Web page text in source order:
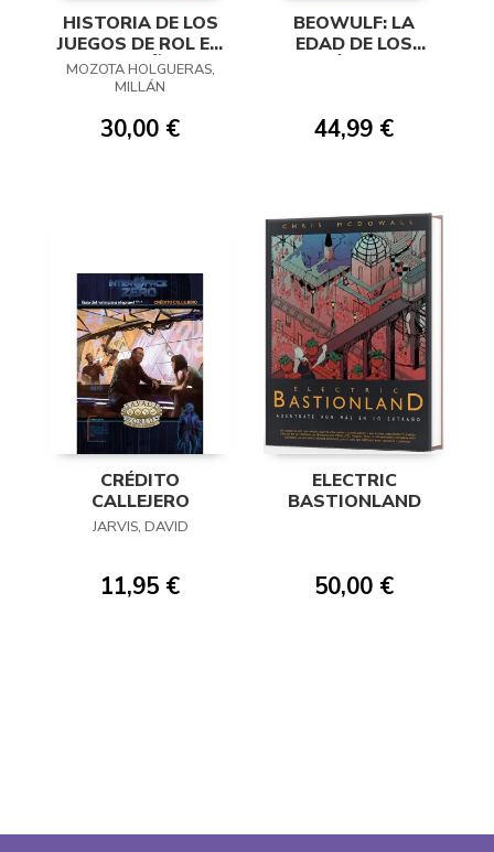
HISTORIA DE LOS
JUEGOS DE ROL EN
ESPAÑA
MOZOTA HOLGUERAS,
MILLÁN
30,00 €
BEOWULF: LA
EDAD DE LOS
44,99 €
CRÉDITO
CALLEJERO
JARVIS, DAVID
11,95 €
ELECTRIC
BASTIONLAND
50,00 €